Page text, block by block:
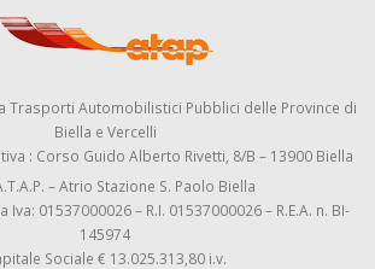
Trasporti Automobilistici Pubblici delle Province di
Biella e Vercelli
: Corso Guido Alberto Rivetti, 8/B – 13900 Biella
– Atrio Stazione S. Paolo Biella
01537000026 – R.I. 01537000026 – R.E.A. n. BI-
145974
Sociale € 13.025.313,80 i.v.